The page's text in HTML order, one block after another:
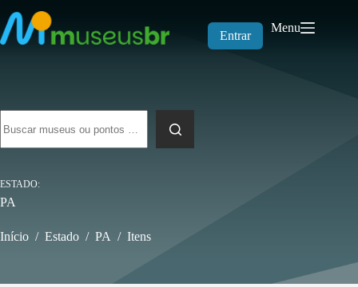
para
o
conteúdo
Entrar
Menu
resultados
ESTADO
PA
Início / Estado / PA / Itens